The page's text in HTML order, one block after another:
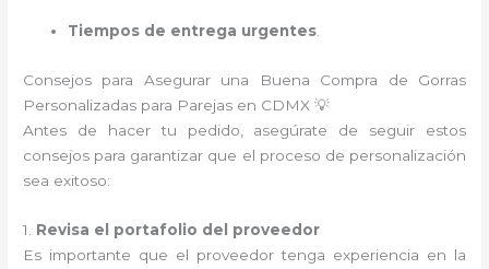
Tiempos de entrega urgentes
Consejos para Asegurar una Buena Compra de Gorras
Personalizadas para Parejas en CDMX 💡
Antes de hacer tu pedido, asegúrate de seguir estos
consejos para garantizar que el proceso de personalización
sea exitoso:
1. Revisa el portafolio del proveedor
Es importante que el proveedor tenga experiencia en la